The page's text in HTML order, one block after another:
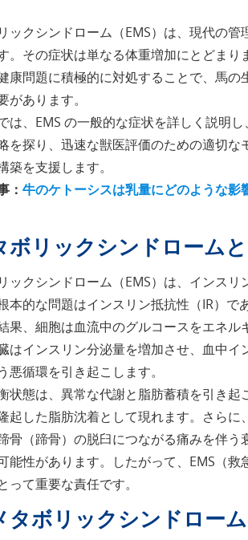
ックシンドローム（EMS）は、現代の
。その症状は単なる体重増加にとどま
康問題に積極的に対処することで、馬
があります。
は、EMS の一般的な症状を詳しく説明
を探り、迅速な獣医評価のための適切
築を支援します。
： 牛のケトーシスは乳量にどのような影
ボリックシンドローム
ックシンドローム（EMS）は、インス
本的な問題はインスリン抵抗性（IR）
果、細胞は血流中のグルコースをエネ
はインスリン分泌量を増加させ、血中
悪循環を引き起こします。
状態は、異常な代謝と脂肪蓄積を引き
起した脂肪沈着として現れます。さら
骨（蹄骨）の脱臼につながる痛みを伴
能性があります。したがって、EMS（
って重要な責任です。
タボリックシンドロー